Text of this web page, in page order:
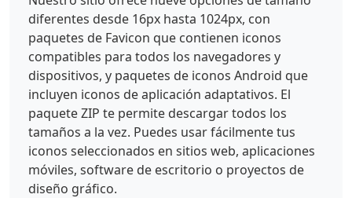
diferentes desde 16px hasta 1024px, con
paquetes de Favicon que contienen iconos
compatibles para todos los navegadores y
dispositivos, y paquetes de iconos Android que
incluyen iconos de aplicación adaptativos. El
paquete ZIP te permite descargar todos los
tamaños a la vez. Puedes usar fácilmente tus
iconos seleccionados en sitios web, aplicaciones
móviles, software de escritorio o proyectos de
diseño gráfico.